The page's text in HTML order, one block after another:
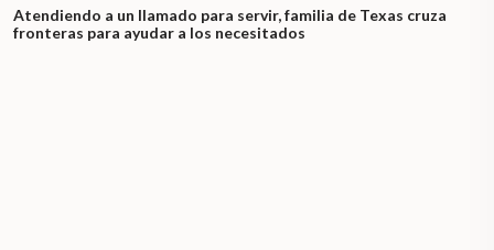
Atendiendo a un llamado para servir, familia de Texas cruza
fronteras para ayudar a los necesitados